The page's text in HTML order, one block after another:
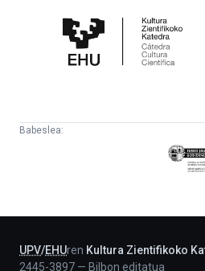
Zientifikoko
Katedra
Babeslea:
Eusko
UPV/EHUren Kultura Zientifikoko
2445-3897 — Bilbon editatua